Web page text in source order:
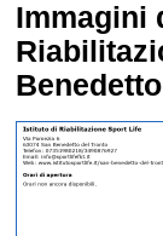
Immagini